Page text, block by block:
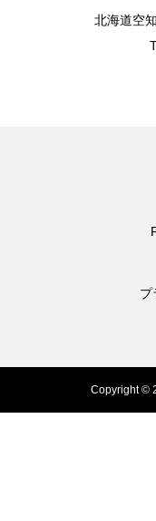
北海道空
プ
Copyright ©